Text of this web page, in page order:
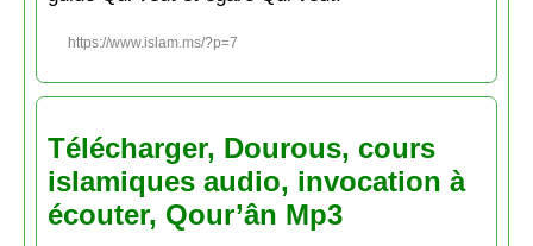
https://www.islam.ms/?p=7
Télécharger, Dourous, cours
islamiques audio, invocation à
écouter, Qour’ân Mp3